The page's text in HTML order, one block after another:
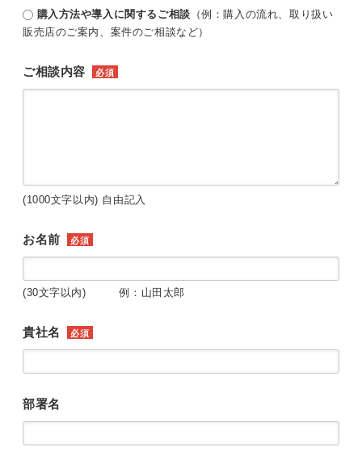
購入方法や導入に関するご相談 （例：購入の流れ、取り扱い
販売店のご案内、案件のご相談など）
ご相談内容 必須
(1000文字以内) 自由記入
お名前 必須
(30文字以内) 例：山田太郎
貴社名 必須
部署名